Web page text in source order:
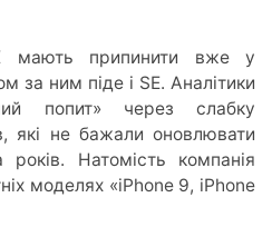
мають припинити вже у
за ним піде і SE. Аналітики
попит» через слабку
які не бажали оновлювати
Натомість компанія
моделях «iPhone 9, iPhone